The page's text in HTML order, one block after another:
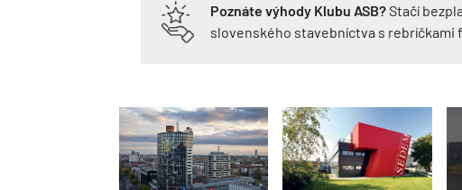
Poznáte výhody Klubu ASB?Stačí
slovenského stavebníctva s